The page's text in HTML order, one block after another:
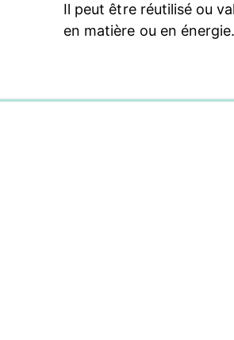
Il peut être réutilisé ou
en matière ou en énergie.
0%